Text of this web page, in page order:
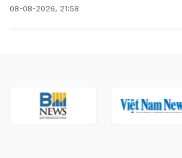
08-08-2026, 21:58